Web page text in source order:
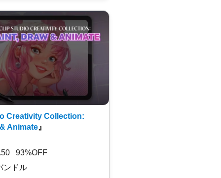
Creativity Collection:
Animate 』
93%OFF
ンドル